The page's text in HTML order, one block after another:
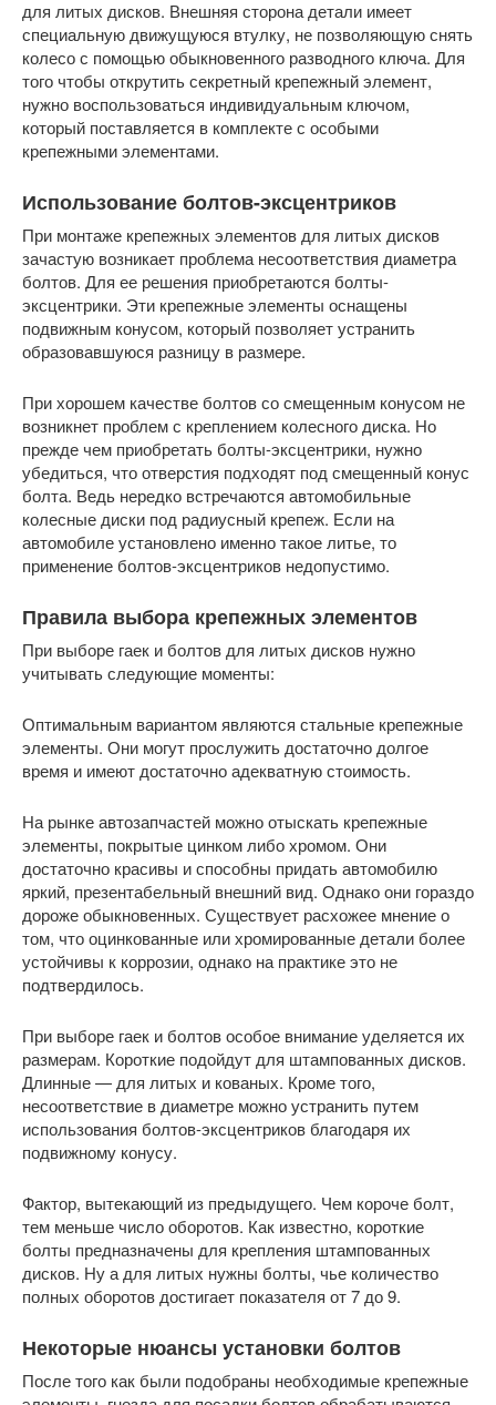
для литых дисков. Внешняя сторона детали имеет
специальную движущуюся втулку, не позволяющую снять
колесо с помощью обыкновенного разводного ключа. Для
того чтобы открутить секретный крепежный элемент,
нужно воспользоваться индивидуальным ключом,
который поставляется в комплекте с особыми
крепежными элементами.
Использование болтов-эксцентриков
При монтаже крепежных элементов для литых дисков
зачастую возникает проблема несоответствия диаметра
болтов. Для ее решения приобретаются болты-
эксцентрики. Эти крепежные элементы оснащены
подвижным конусом, который позволяет устранить
образовавшуюся разницу в размере.
При хорошем качестве болтов со смещенным конусом не
возникнет проблем с креплением колесного диска. Но
прежде чем приобретать болты-эксцентрики, нужно
убедиться, что отверстия подходят под смещенный конус
болта. Ведь нередко встречаются автомобильные
колесные диски под радиусный крепеж. Если на
автомобиле установлено именно такое литье, то
применение болтов-эксцентриков недопустимо.
Правила выбора крепежных элементов
При выборе гаек и болтов для литых дисков нужно
учитывать следующие моменты:
Оптимальным вариантом являются стальные крепежные
элементы. Они могут прослужить достаточно долгое
время и имеют достаточно адекватную стоимость.
На рынке автозапчастей можно отыскать крепежные
элементы, покрытые цинком либо хромом. Они
достаточно красивы и способны придать автомобилю
яркий, презентабельный внешний вид. Однако они гораздо
дороже обыкновенных. Существует расхожее мнение о
том, что оцинкованные или хромированные детали более
устойчивы к коррозии, однако на практике это не
подтвердилось.
При выборе гаек и болтов особое внимание уделяется их
размерам. Короткие подойдут для штампованных дисков.
Длинные — для литых и кованых. Кроме того,
несоответствие в диаметре можно устранить путем
использования болтов-эксцентриков благодаря их
подвижному конусу.
Фактор, вытекающий из предыдущего. Чем короче болт,
тем меньше число оборотов. Как известно, короткие
болты предназначены для крепления штампованных
дисков. Ну а для литых нужны болты, чье количество
полных оборотов достигает показателя от 7 до 9.
Некоторые нюансы установки болтов
После того как были подобраны необходимые крепежные